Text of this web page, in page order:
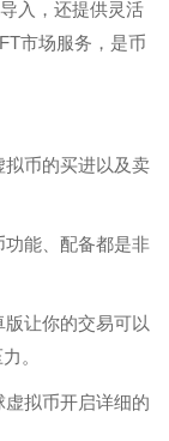
入，还提供灵活
市场服务，是币
币的买进以及卖
能、配备都是非
让你的交易可以
。
拟币开启详细的